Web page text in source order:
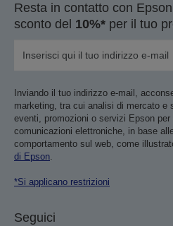
Resta in contatto con
sconto del 10%* per il tuo
Inviando il tuo indirizzo e-mail,
marketing, tra cui analisi di mercato e
eventi, promozioni o servizi Epson
comunicazioni elettroniche, in base
comportamento sul web, come
di Epson.
*Si applicano restrizioni
Seguici